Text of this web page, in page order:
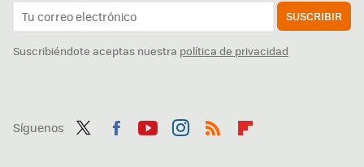
SUSCRIBIR
Suscribiéndote aceptas nuestra política de privacidad
Síguenos